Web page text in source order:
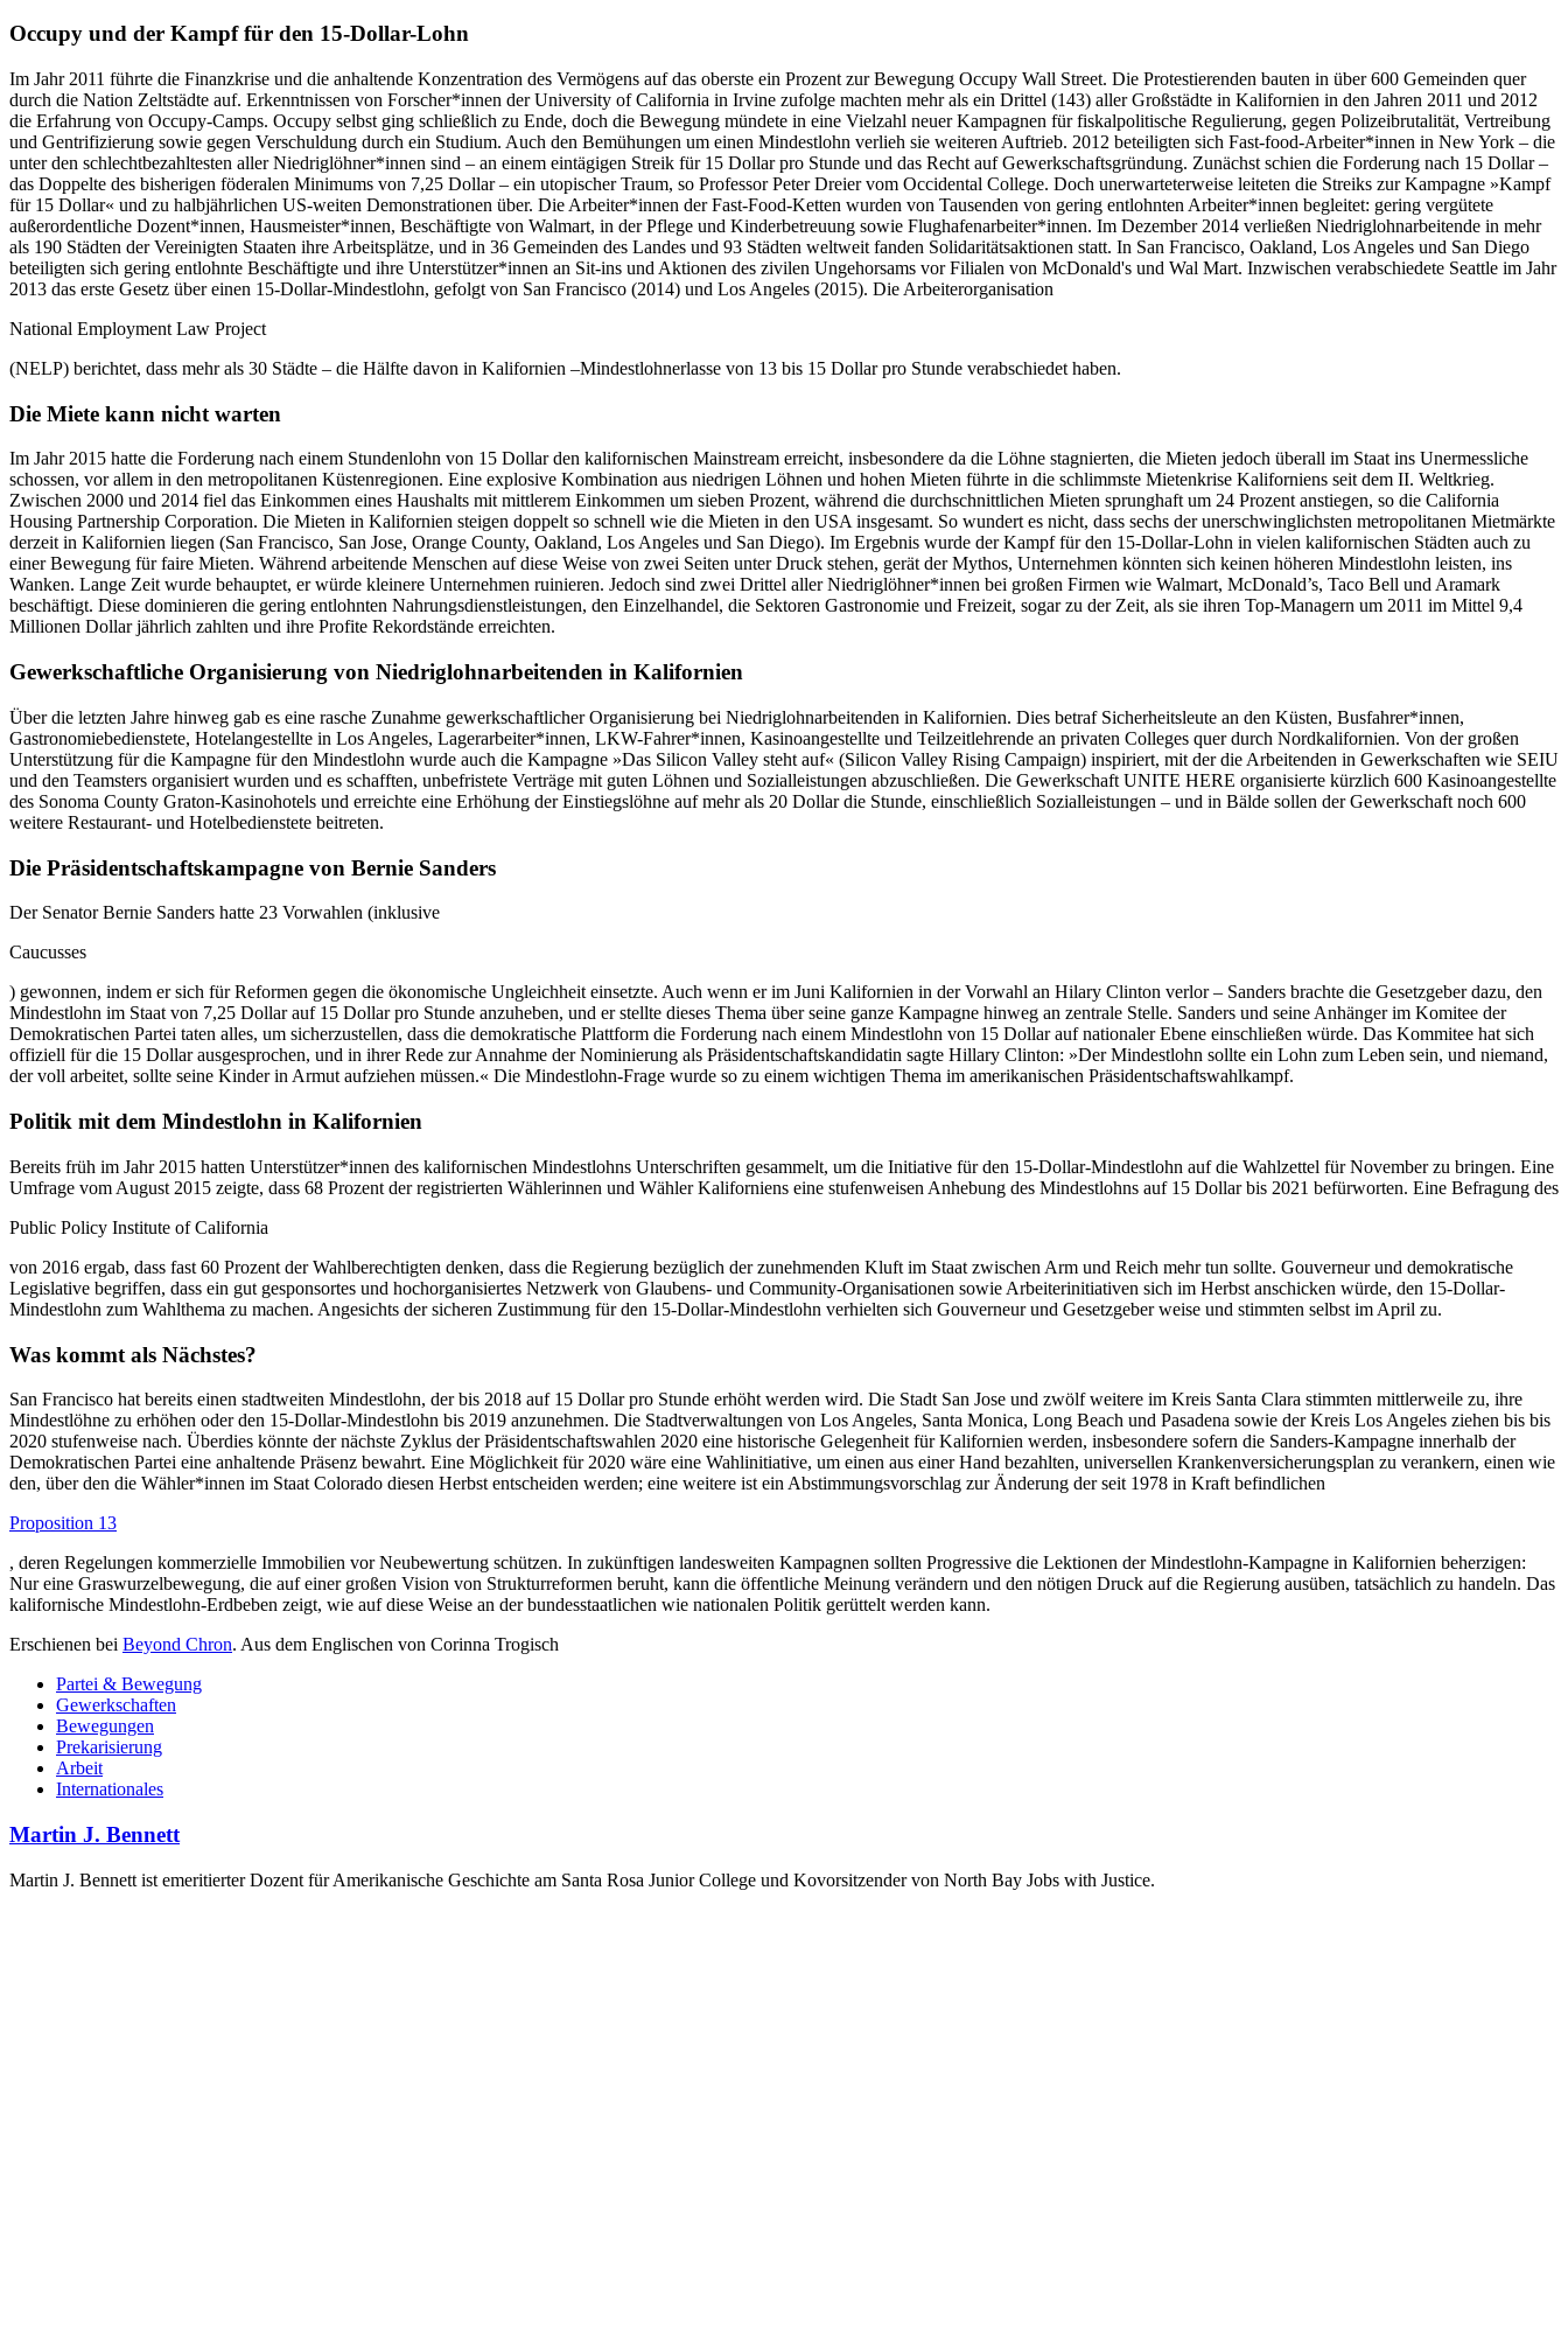
Occupy und der Kampf für den 15-Dollar-Lohn
Im Jahr 2011 führte die Finanzkrise und die anhaltende Konzentration des Vermögens auf das oberste ein Prozent zur Bewegung Occupy Wall Street. Die Protestierenden bauten in über 600 Gemeinden quer
durch die Nation Zeltstädte auf. Erkenntnissen von Forscher*innen der University of California in Irvine zufolge machten mehr als ein Drittel (143) aller Großstädte in Kalifornien in den Jahren 2011 und 2012
die Erfahrung von Occupy-Camps. Occupy selbst ging schließlich zu Ende, doch die Bewegung mündete in eine Vielzahl neuer Kampagnen für fiskalpolitische Regulierung, gegen Polizeibrutalität, Vertreibung
und Gentrifizierung sowie gegen Verschuldung durch ein Studium. Auch den Bemühungen um einen Mindestlohn verlieh sie weiteren Auftrieb. 2012 beteiligten sich Fast-food-Arbeiter*innen in New York – die
unter den schlechtbezahltesten aller Niedriglöhner*innen sind – an einem eintägigen Streik für 15 Dollar pro Stunde und das Recht auf Gewerkschaftsgründung. Zunächst schien die Forderung nach 15 Dollar –
das Doppelte des bisherigen föderalen Minimums von 7,25 Dollar – ein utopischer Traum, so Professor Peter Dreier vom Occidental College. Doch unerwarteterweise leiteten die Streiks zur Kampagne »Kampf
für 15 Dollar« und zu halbjährlichen US-weiten Demonstrationen über. Die Arbeiter*innen der Fast-Food-Ketten wurden von Tausenden von gering entlohnten Arbeiter*innen begleitet: gering vergütete
außerordentliche Dozent*innen, Hausmeister*innen, Beschäftigte von Walmart, in der Pflege und Kinderbetreuung sowie Flughafenarbeiter*innen. Im Dezember 2014 verließen Niedriglohnarbeitende in mehr
als 190 Städten der Vereinigten Staaten ihre Arbeitsplätze, und in 36 Gemeinden des Landes und 93 Städten weltweit fanden Solidaritätsaktionen statt. In San Francisco, Oakland, Los Angeles und San Diego
beteiligten sich gering entlohnte Beschäftigte und ihre Unterstützer*innen an Sit-ins und Aktionen des zivilen Ungehorsams vor Filialen von McDonald's und Wal Mart. Inzwischen verabschiedete Seattle im Jahr
2013 das erste Gesetz über einen 15-Dollar-Mindestlohn, gefolgt von San Francisco (2014) und Los Angeles (2015). Die Arbeiterorganisation
National Employment Law Project
(NELP) berichtet, dass mehr als 30 Städte – die Hälfte davon in Kalifornien –Mindestlohnerlasse von 13 bis 15 Dollar pro Stunde verabschiedet haben.
Die Miete kann nicht warten
Im Jahr 2015 hatte die Forderung nach einem Stundenlohn von 15 Dollar den kalifornischen Mainstream erreicht, insbesondere da die Löhne stagnierten, die Mieten jedoch überall im Staat ins Unermessliche
schossen, vor allem in den metropolitanen Küstenregionen. Eine explosive Kombination aus niedrigen Löhnen und hohen Mieten führte in die schlimmste Mietenkrise Kaliforniens seit dem II. Weltkrieg.
Zwischen 2000 und 2014 fiel das Einkommen eines Haushalts mit mittlerem Einkommen um sieben Prozent, während die durchschnittlichen Mieten sprunghaft um 24 Prozent anstiegen, so die California
Housing Partnership Corporation. Die Mieten in Kalifornien steigen doppelt so schnell wie die Mieten in den USA insgesamt. So wundert es nicht, dass sechs der unerschwinglichsten metropolitanen Mietmärkte
derzeit in Kalifornien liegen (San Francisco, San Jose, Orange County, Oakland, Los Angeles und San Diego). Im Ergebnis wurde der Kampf für den 15-Dollar-Lohn in vielen kalifornischen Städten auch zu
einer Bewegung für faire Mieten. Während arbeitende Menschen auf diese Weise von zwei Seiten unter Druck stehen, gerät der Mythos, Unternehmen könnten sich keinen höheren Mindestlohn leisten, ins
Wanken. Lange Zeit wurde behauptet, er würde kleinere Unternehmen ruinieren. Jedoch sind zwei Drittel aller Niedriglöhner*innen bei großen Firmen wie Walmart, McDonald’s, Taco Bell und Aramark
beschäftigt. Diese dominieren die gering entlohnten Nahrungsdienstleistungen, den Einzelhandel, die Sektoren Gastronomie und Freizeit, sogar zu der Zeit, als sie ihren Top-Managern um 2011 im Mittel 9,4
Millionen Dollar jährlich zahlten und ihre Profite Rekordstände erreichten.
Gewerkschaftliche Organisierung von Niedriglohnarbeitenden in Kalifornien
Über die letzten Jahre hinweg gab es eine rasche Zunahme gewerkschaftlicher Organisierung bei Niedriglohnarbeitenden in Kalifornien. Dies betraf Sicherheitsleute an den Küsten, Busfahrer*innen,
Gastronomiebedienstete, Hotelangestellte in Los Angeles, Lagerarbeiter*innen, LKW-Fahrer*innen, Kasinoangestellte und Teilzeitlehrende an privaten Colleges quer durch Nordkalifornien. Von der großen
Unterstützung für die Kampagne für den Mindestlohn wurde auch die Kampagne »Das Silicon Valley steht auf« (Silicon Valley Rising Campaign) inspiriert, mit der die Arbeitenden in Gewerkschaften wie SEIU
und den Teamsters organisiert wurden und es schafften, unbefristete Verträge mit guten Löhnen und Sozialleistungen abzuschließen. Die Gewerkschaft UNITE HERE organisierte kürzlich 600 Kasinoangestellte
des Sonoma County Graton-Kasinohotels und erreichte eine Erhöhung der Einstiegslöhne auf mehr als 20 Dollar die Stunde, einschließlich Sozialleistungen – und in Bälde sollen der Gewerkschaft noch 600
weitere Restaurant- und Hotelbedienstete beitreten.
Die Präsidentschaftskampagne von Bernie Sanders
Der Senator Bernie Sanders hatte 23 Vorwahlen (inklusive
Caucusses
) gewonnen, indem er sich für Reformen gegen die ökonomische Ungleichheit einsetzte. Auch wenn er im Juni Kalifornien in der Vorwahl an Hilary Clinton verlor – Sanders brachte die Gesetzgeber dazu, den
Mindestlohn im Staat von 7,25 Dollar auf 15 Dollar pro Stunde anzuheben, und er stellte dieses Thema über seine ganze Kampagne hinweg an zentrale Stelle. Sanders und seine Anhänger im Komitee der
Demokratischen Partei taten alles, um sicherzustellen, dass die demokratische Plattform die Forderung nach einem Mindestlohn von 15 Dollar auf nationaler Ebene einschließen würde. Das Kommitee hat sich
offiziell für die 15 Dollar ausgesprochen, und in ihrer Rede zur Annahme der Nominierung als Präsidentschaftskandidatin sagte Hillary Clinton: »Der Mindestlohn sollte ein Lohn zum Leben sein, und niemand,
der voll arbeitet, sollte seine Kinder in Armut aufziehen müssen.« Die Mindestlohn-Frage wurde so zu einem wichtigen Thema im amerikanischen Präsidentschaftswahlkampf.
Politik mit dem Mindestlohn in Kalifornien
Bereits früh im Jahr 2015 hatten Unterstützer*innen des kalifornischen Mindestlohns Unterschriften gesammelt, um die Initiative für den 15-Dollar-Mindestlohn auf die Wahlzettel für November zu bringen. Eine
Umfrage vom August 2015 zeigte, dass 68 Prozent der registrierten Wählerinnen und Wähler Kaliforniens eine stufenweisen Anhebung des Mindestlohns auf 15 Dollar bis 2021 befürworten. Eine Befragung des
Public Policy Institute of California
von 2016 ergab, dass fast 60 Prozent der Wahlberechtigten denken, dass die Regierung bezüglich der zunehmenden Kluft im Staat zwischen Arm und Reich mehr tun sollte. Gouverneur und demokratische
Legislative begriffen, dass ein gut gesponsortes und hochorganisiertes Netzwerk von Glaubens- und Community-Organisationen sowie Arbeiterinitiativen sich im Herbst anschicken würde, den 15-Dollar-
Mindestlohn zum Wahlthema zu machen. Angesichts der sicheren Zustimmung für den 15-Dollar-Mindestlohn verhielten sich Gouverneur und Gesetzgeber weise und stimmten selbst im April zu.
Was kommt als Nächstes?
San Francisco hat bereits einen stadtweiten Mindestlohn, der bis 2018 auf 15 Dollar pro Stunde erhöht werden wird. Die Stadt San Jose und zwölf weitere im Kreis Santa Clara stimmten mittlerweile zu, ihre
Mindestlöhne zu erhöhen oder den 15-Dollar-Mindestlohn bis 2019 anzunehmen. Die Stadtverwaltungen von Los Angeles, Santa Monica, Long Beach und Pasadena sowie der Kreis Los Angeles ziehen bis bis
2020 stufenweise nach. Überdies könnte der nächste Zyklus der Präsidentschaftswahlen 2020 eine historische Gelegenheit für Kalifornien werden, insbesondere sofern die Sanders-Kampagne innerhalb der
Demokratischen Partei eine anhaltende Präsenz bewahrt. Eine Möglichkeit für 2020 wäre eine Wahlinitiative, um einen aus einer Hand bezahlten, universellen Krankenversicherungsplan zu verankern, einen wie
den, über den die Wähler*innen im Staat Colorado diesen Herbst entscheiden werden; eine weitere ist ein Abstimmungsvorschlag zur Änderung der seit 1978 in Kraft befindlichen
Proposition 13
, deren Regelungen kommerzielle Immobilien vor Neubewertung schützen. In zukünftigen landesweiten Kampagnen sollten Progressive die Lektionen der Mindestlohn-Kampagne in Kalifornien beherzigen:
Nur eine Graswurzelbewegung, die auf einer großen Vision von Strukturreformen beruht, kann die öffentliche Meinung verändern und den nötigen Druck auf die Regierung ausüben, tatsächlich zu handeln. Das
kalifornische Mindestlohn-Erdbeben zeigt, wie auf diese Weise an der bundesstaatlichen wie nationalen Politik gerüttelt werden kann.
Erschienen bei Beyond Chron. Aus dem Englischen von Corinna Trogisch
Partei & Bewegung
Gewerkschaften
Bewegungen
Prekarisierung
Arbeit
Internationales
Martin J. Bennett
Martin J. Bennett ist emeritierter Dozent für Amerikanische Geschichte am Santa Rosa Junior College und Kovorsitzender von North Bay Jobs with Justice.